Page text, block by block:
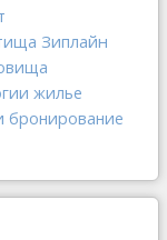
Зиплайн
жилье
бронирование